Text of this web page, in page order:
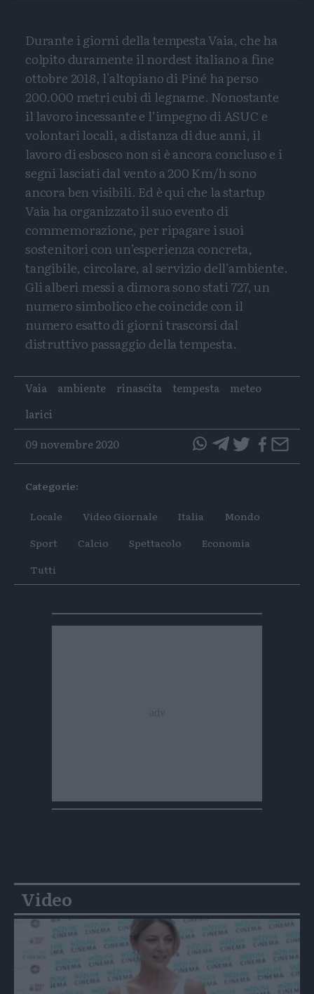
Durante i giorni della tempesta Vaia, che ha
colpito duramente il nordest italiano a fine
ottobre 2018, l'altopiano di Piné ha perso
200.000 metri cubi di legname. Nonostante
il lavoro incessante e l’impegno di ASUC e
volontari locali, a distanza di due anni, il
lavoro di esbosco non si è ancora concluso e i
segni lasciati dal vento a 200 Km/h sono
ancora ben visibili. Ed è qui che la startup
Vaia ha organizzato il suo evento di
commemorazione, per ripagare i suoi
sostenitori con un’esperienza concreta,
tangibile, circolare, al servizio dell’ambiente.
Gli alberi messi a dimora sono stati 727, un
numero simbolico che coincide con il
numero esatto di giorni trascorsi dal
distruttivo passaggio della tempesta.
Tags
Vaia ambiente rinascita tempesta
meteo
larici
09 novembre 2020
questoquesto
Categorie:
Locale Video Giornale Italia
Mondo
Sport
Calcio Spettacolo
Economia
Tutti
Video